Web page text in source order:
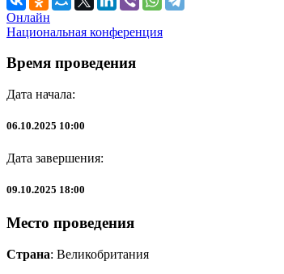
Онлайн
Национальная конференция
Время проведения
Дата начала:
06.10.2025 10:00
Дата завершения:
09.10.2025 18:00
Место проведения
Страна: Великобритания